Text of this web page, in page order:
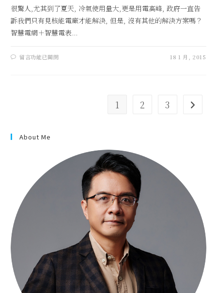
很驚人,尤其到了夏天, 冷氣使用量大,更是用電高峰, 政府一直告
訴我們只有見核能電廠才能解決, 但是, 沒有其他的解決方案嗎？
智慧電網＋智慧電表...
留言功能已關閉 18 1 月, 2015
1 2 3
About Me